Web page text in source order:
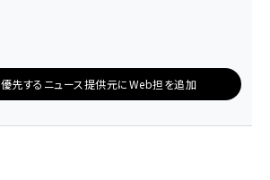
優先するニュース提供元にWeb担を追加